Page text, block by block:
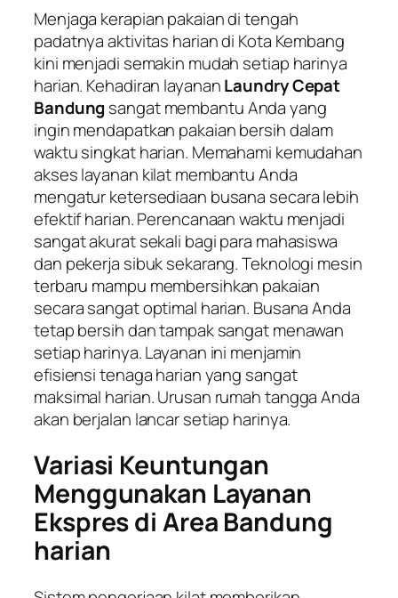
Menjaga kerapian pakaian di tengah
padatnya aktivitas harian di Kota Kembang
kini menjadi semakin mudah setiap harinya
harian. Kehadiran layananLaundry Cepat
Bandung sangat membantu Anda yang
ingin mendapatkan pakaian bersih dalam
waktu singkat harian. Memahami kemudahan
akses layanan kilat membantu Anda
mengatur ketersediaan busana secara lebih
efektif harian. Perencanaan waktu menjadi
sangat akurat sekali bagi para mahasiswa
dan pekerja sibuk sekarang. Teknologi mesin
terbaru mampu membersihkan pakaian
secara sangat optimal harian. Busana Anda
tetap bersih dan tampak sangat menawan
setiap harinya. Layanan ini menjamin
efisiensi tenaga harian yang sangat
maksimal harian. Urusan rumah tangga Anda
akan berjalan lancar setiap harinya.
Variasi Keuntungan
Menggunakan Layanan
Ekspres di Area Bandung
harian